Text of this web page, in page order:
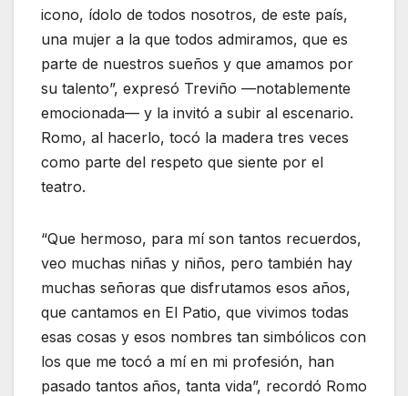
icono, ídolo de todos nosotros, de este país,
una mujer a la que todos admiramos, que es
parte de nuestros sueños y que amamos por
su talento”, expresó Treviño —notablemente
emocionada— y la invitó a subir al escenario.
Romo, al hacerlo, tocó la madera tres veces
como parte del respeto que siente por el
teatro.
“Que hermoso, para mí son tantos recuerdos,
veo muchas niñas y niños, pero también hay
muchas señoras que disfrutamos esos años,
que cantamos en El Patio, que vivimos todas
esas cosas y esos nombres tan simbólicos con
los que me tocó a mí en mi profesión, han
pasado tantos años, tanta vida”, recordó Romo